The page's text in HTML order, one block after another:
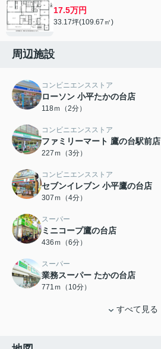
17.5万円
33.17坪(109.67㎡)
周辺施設
コンビニエンスストア
ローソン 小平たかの台店
118ｍ（2分）
コンビニエンスストア
ファミリーマート 鷹の台駅前店
227ｍ（3分）
コンビニエンスストア
セブンイレブン 小平鷹の台店
307ｍ（4分）
スーパー
ミニコープ鷹の台店
436ｍ（6分）
スーパー
業務スーパー たかの台店
771ｍ（10分）
すべて見る